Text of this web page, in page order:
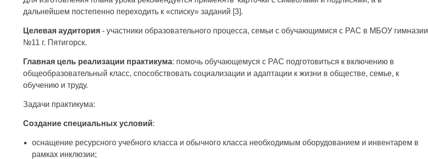
дальнейшем постепенно переходить к «списку» заданий [3].
Целевая аудитория - участники образовательного процесса, семьи с обучающимися с РАС в МБОУ гимназии
№11 г. Пятигорск.
Главная цель реализации практикума: помочь обучающемуся с РАС подготовиться к включению в
общеобразовательный класс, способствовать социализации и адаптации к жизни в обществе, семье, к
обучению и труду.
Задачи практикума:
Создание специальных условий:
оснащение ресурсного учебного класса и обычного класса необходимым оборудованием и инвентарем в
рамках инклюзии;